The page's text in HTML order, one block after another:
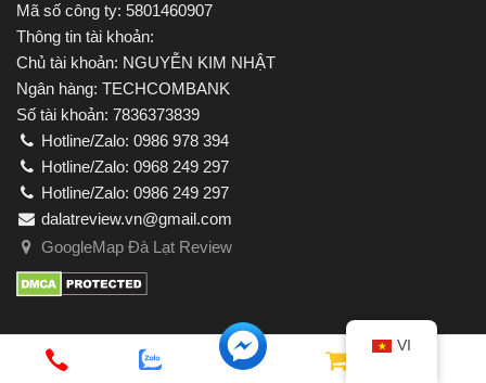
Mã số công ty: 5801460907
Thông tin tài khoản:
Chủ tài khoản: NGUYỄN KIM NHẬT
Ngân hàng: TECHCOMBANK
Số tài khoản: 7836373839
Hotline/Zalo: 0986 978 394
Hotline/Zalo: 0968 249 297
Hotline/Zalo: 0986 249 297
dalatreview.vn@gmail.com
GoogleMap Đà Lạt Review
VI